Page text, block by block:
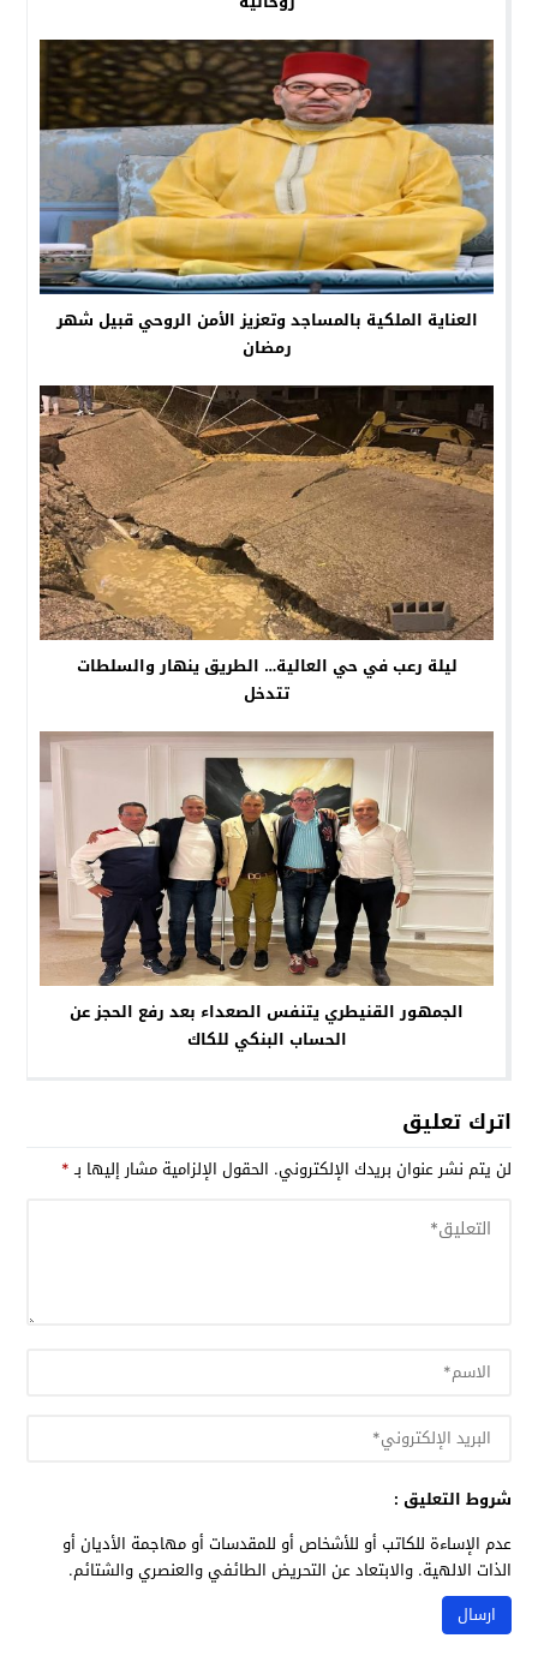
العناية الملكية بالمساجد وتعزيز الأمن الروحي قبيل شهر
رمضان
ليلة رعب في حي العالية… الطريق ينهار والسلطات
تتدخل
الجمهور القنيطري يتنفس الصعداء بعد رفع الحجز عن
الحساب البنكي للكاك
اترك تعليق
لن يتم نشر عنوان بريدك الإلكتروني. الحقول الإلزامية مشار إليها بـ*
شروط التعليق :
عدم الإساءة للكاتب أو للأشخاص أو للمقدسات أو مهاجمة الأديان أو
الذات الالهية. والابتعاد عن التحريض الطائفي والعنصري والشتائم.